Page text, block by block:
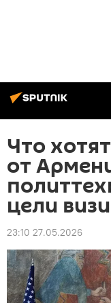
Что
от
цели
23:10 27.05.2026